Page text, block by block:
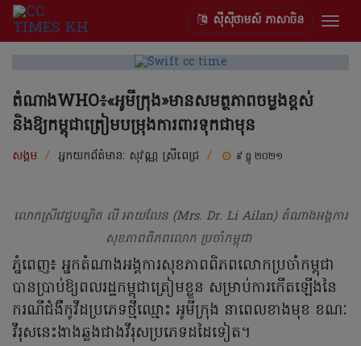
ស៊ីស៊ីថាមស៍ ភាសាចិន
តំណាងWHO៖«អូមីក្រុង»មានសមត្ថភាពចម្លងខ្ពស់
និងឱ្យកម្ពុជាត្រៀមបម្រុងការពារទុកជាមុន
សង្គម / អ្នកយកព័ត៌មាន: សុវណ្ណ ស្រីពេជ្រ / ៩ ធ្នូ ២០២១
លោកស្រីវេជ្ជបណ្ឌិត លី អាយលែន (Mrs. Dr. Li Ailan) តំណាងអង្គការ
សុខភាពពិភពលោក ប្រចាំកម្ពុជា
ភ្នំពេញ៖ អ្នកតំណាងអង្គការសុខភាពពិភពលោកប្រចាំកម្ពុជា
បានប្រាប់ឱ្យពលរដ្ឋកម្ពុជាត្រៀមខ្លួន សម្រាប់ការកើតឡើងនៃ
ករណីជំងឺកូវីដប្រភេទថ្មីឈ្មោះ អូមីក្រុង នាពេលខាងមុខ ខណៈ
វីរុសនេះងាងឆ្លងជាងវីរុសប្រភេទដដៃទៀត។